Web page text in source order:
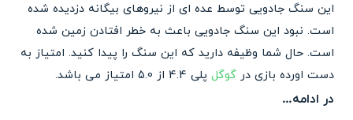
این سنگ جادویی توسط عده ای از نیروهای بیگانه دزدیده شده
است. نبود این سنگ جادویی باعث به خطر افتادن زمین شده
است. حال شما وظیفه دارید که این سنگ را پیدا کنید. امتیاز به
دست اورده بازی در گوگل پلی 4.4 از 5.0 امتیاز می باشد.
در ادامه…